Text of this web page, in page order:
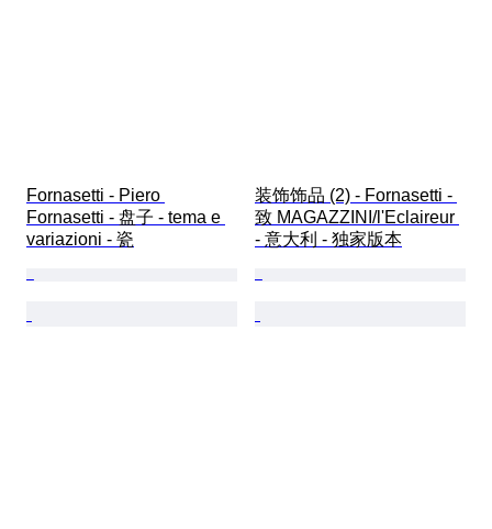
Fornasetti - Piero
Fornasetti - 盘子 - tema e
variazioni - 瓷
装饰饰品 (2) - Fornasetti -
致 MAGAZZINI/l'Eclaireur
- 意大利 - 独家版本